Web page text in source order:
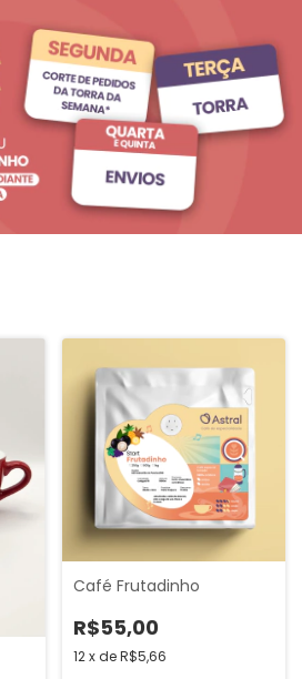
Café Frutadinho
R$55,00
12 xdeR$5,66